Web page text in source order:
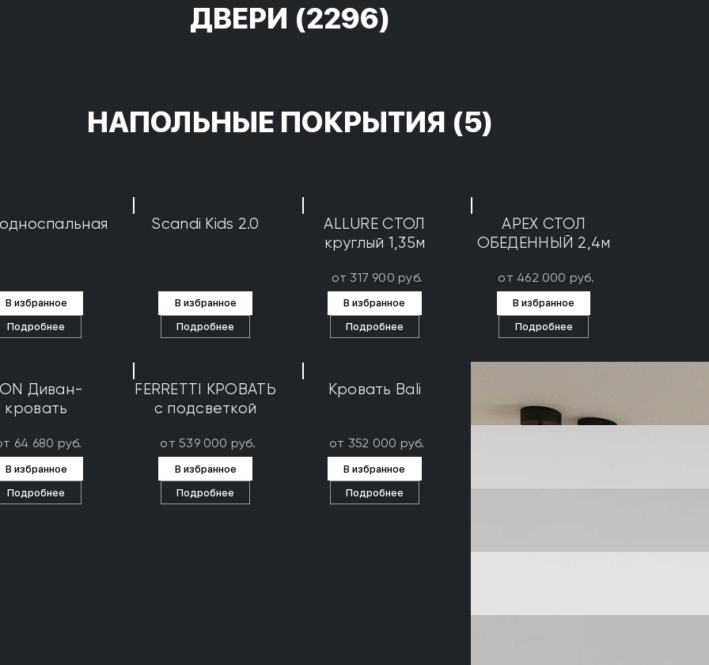
ДВЕРИ (2296)
НАПОЛЬНЫЕ ПОКРЫТИЯ (5)
В избранное
Подробнее
Scandi Kids 2.0
В избранное
Подробнее
ALLURE СТОЛ
круглый 1,35м
от 317 900 руб.
В избранное
Подробнее
APEX СТОЛ
ОБЕДЕННЫЙ 2,4м
от 462 000 руб.
В избранное
Подробнее
Диван-
кровать
64 680 руб.
В избранное
Подробнее
FERRETTI КРОВАТЬ
с подсветкой
от 539 000 руб.
В избранное
Подробнее
Кровать Bali
от 352 000 руб.
В избранное
Подробнее